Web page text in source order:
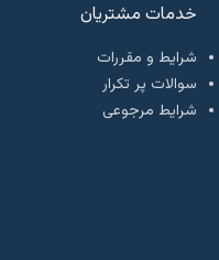
خدمات مشتریان
شرایط و مقررات
سوالات پر تکرار
شرایط مرجوعی